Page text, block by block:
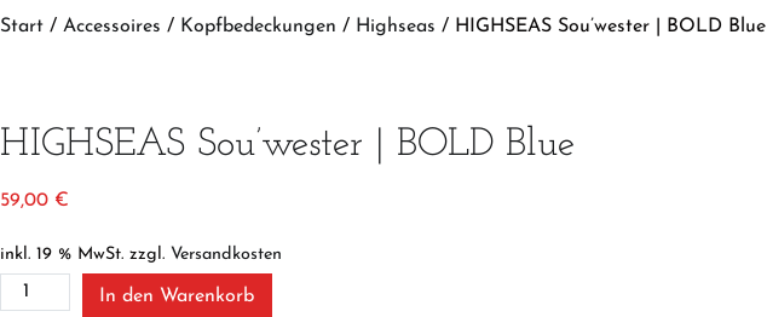
Start / Accessoires / Kopfbedeckungen / Highseas / HIGHSEAS Sou’wester | BOLD Blue
HIGHSEAS Sou’wester | BOLD Blue
59,00 €
inkl. 19 % MwSt. zzgl. Versandkosten
HIGHSEAS
Sou’wester
In den Warenkorb